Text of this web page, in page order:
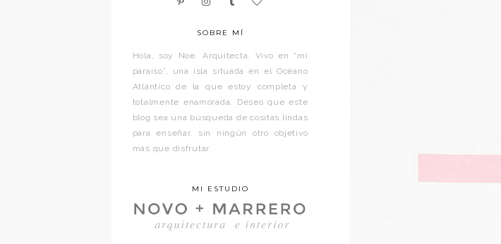
SOBRE MÍ
Hola, soy Noe. Arquitecta. Vivo en “mi
paraíso”, una isla situada en el Océano
Atlántico de la que estoy completa y
totalmente enamorada. Deseo que este
blog sea una búsqueda de cositas lindas
para enseñar, sin ningún otro objetivo
más que disfrutar.
MI ESTUDIO